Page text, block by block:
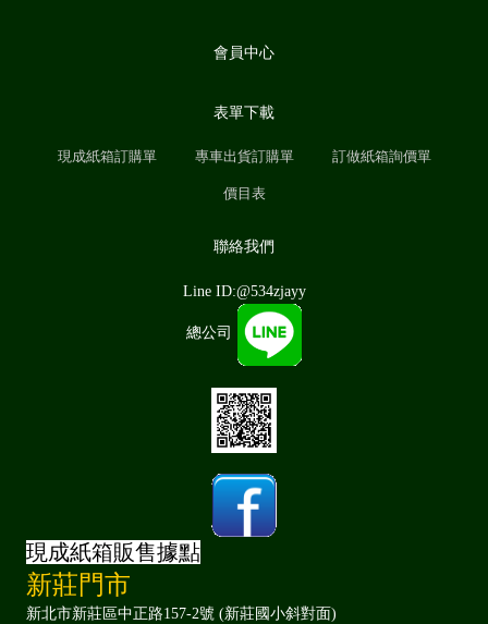
會員中心
表單下載
現成紙箱訂購單 專車出貨訂購單 訂做紙箱詢價單
價目表
聯絡我們
Line ID:@534zjayy
總公司
現成紙箱販售據點
新莊門市
新北市新莊區中正路157-2號 (新莊國小斜對面)